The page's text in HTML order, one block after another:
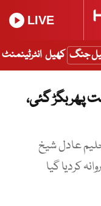
LIVE
جنگ کھیل انٹرٹینمنٹ
پھر بگڑ گئی،
عادل شیخ
کردیا گیا